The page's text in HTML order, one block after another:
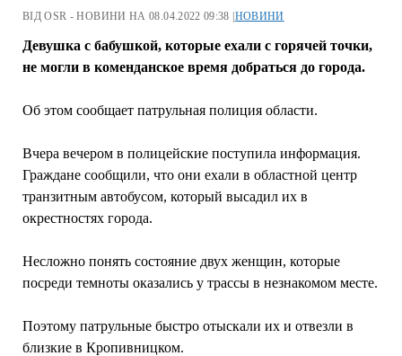
ВІД OSR - НОВИНИ НА 08.04.2022 09:38 |НОВИНИ
Девушка с бабушкой, которые ехали с горячей точки,
не могли в коменданское время добраться до города.
Об этом сообщает патрульная полиция области.
Вчера вечером в полицейские поступила информация.
Граждане сообщили, что они ехали в областной центр
транзитным автобусом, который высадил их в
окрестностях города.
Несложно понять состояние двух женщин, которые
посреди темноты оказались у трассы в незнакомом месте.
Поэтому патрульные быстро отыскали их и отвезли в
близкие в Кропивницком.